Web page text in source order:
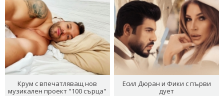
Крум с впечатляващ нов
музикален проект "100 сърца"
Есил Дюран и Фики с първи
дует